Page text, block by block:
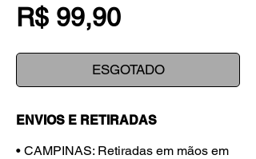
R$ 99,90Preço
ESGOTADO
ENVIOS E RETIRADAS
• CAMPINAS: Retiradas em mãos em